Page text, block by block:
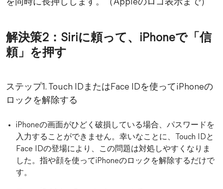
を同時に長押しします。（Appleのロゴ表示まで）
解決策2：Siriに頼って、iPhoneで「信
頼」を押す
ステップ1. Touch IDまたはFace IDを使ってiPhoneの
ロックを解除する
iPhoneの画面がひどく破損している場合、パスワードを
入力することができません。幸いなことに、Touch IDと
Face IDの登場により、この問題は対処しやすくなりま
した。指や顔を使ってiPhoneのロックを解除するだけで
す。